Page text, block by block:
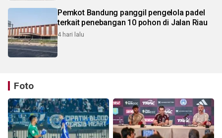
Pemkot Bandung panggil pengelola padel
terkait penebangan 10 pohon di Jalan Riau
4 hari lalu
Foto